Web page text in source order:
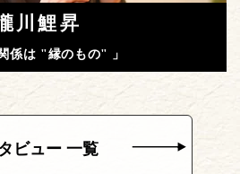
川鯉昇
係は "縁のもの" 」
ビュー 一覧